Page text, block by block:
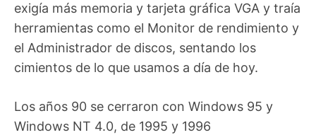
exigía más memoria y tarjeta gráfica VGA y traía
herramientas como el Monitor de rendimiento y
el Administrador de discos, sentando los
cimientos de lo que usamos a día de hoy.
Los años 90 se cerraron con Windows 95 y
Windows NT 4.0, de 1995 y 1996